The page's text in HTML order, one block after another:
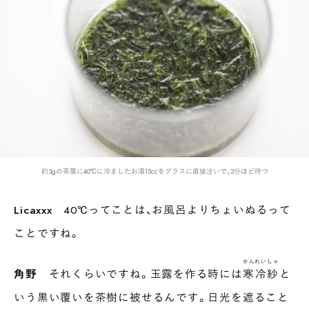
約3gの茶葉に40℃に冷ましたお湯15ccをグラスに直接注いで、3分ほど待つ
Licaxxx 40℃ってことは、お風呂よりちょいぬるって
ことですね。
角野 それくらいですね。玉露を作る時には寒冷紗
かんれいしゃ
と
いう黒い覆いを茶樹に被せるんです。日光を遮ること